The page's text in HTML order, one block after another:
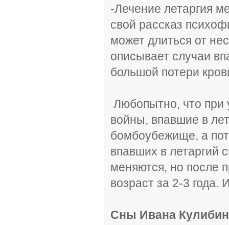
-Лечение летаргия
свой рассказ
может длиться от
описывает случаи
большой потери
Любопытно, что при
войны, впавшие в
бомбоубежище, а
впавших в летаргий
меняются, но после
возраст за 2-3 года.
Сны Ивана